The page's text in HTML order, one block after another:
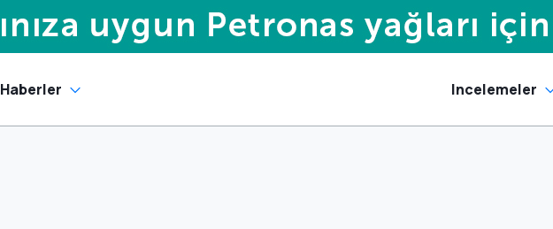
Haberler Incelemeler